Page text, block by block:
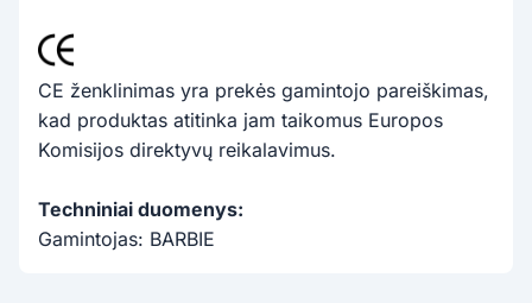
CE ženklinimas yra prekės gamintojo pareiškimas,
kad produktas atitinka jam taikomus Europos
Komisijos direktyvų reikalavimus.
Techniniai duomenys:
Gamintojas: BARBIE